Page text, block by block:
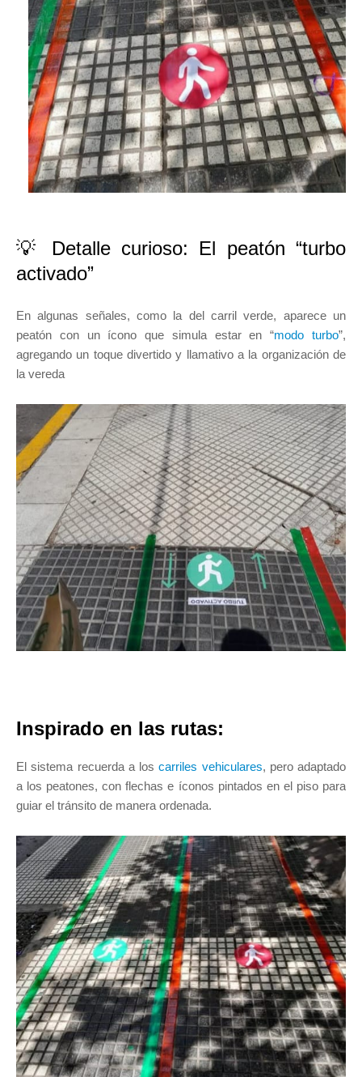
💡 Detalle curioso: El peatón “turbo
activado”
En algunas señales, como la del carril verde, aparece un
peatón con un ícono que simula estar en “modo turbo”,
agregando un toque divertido y llamativo a la organización de
la vereda
Inspirado en las rutas:
El sistema recuerda a loscarriles vehiculares, pero adaptado
a los peatones, con flechas e íconos pintados en el piso para
guiar el tránsito de manera ordenada.